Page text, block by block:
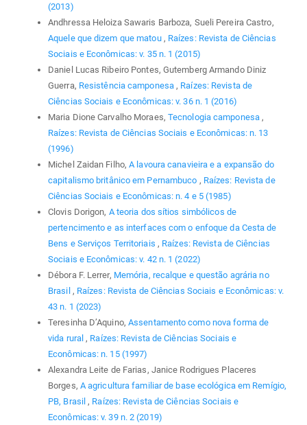
(2013)
Andhressa Heloiza Sawaris Barboza, Sueli Pereira Castro,
Aquele que dizem que matou , Raízes: Revista de Ciências
Sociais e Econômicas: v. 35 n. 1 (2015)
Daniel Lucas Ribeiro Pontes, Gutemberg Armando Diniz
Guerra, Resistência camponesa , Raízes: Revista de
Ciências Sociais e Econômicas: v. 36 n. 1 (2016)
Maria Dione Carvalho Moraes, Tecnologia camponesa ,
Raízes: Revista de Ciências Sociais e Econômicas: n. 13
(1996)
Michel Zaidan Filho,A lavoura canavieira e a expansão do
capitalismo britânico em Pernambuco , Raízes: Revista de
Ciências Sociais e Econômicas: n. 4 e 5 (1985)
Clovis Dorigon, A teoria dos sítios simbólicos de
pertencimento e as interfaces com o enfoque da Cesta de
Bens e Serviços Territoriais , Raízes: Revista de Ciências
Sociais e Econômicas: v. 42 n. 1 (2022)
Débora F. Lerrer, Memória, recalque e questão agrária no
Brasil , Raízes: Revista de Ciências Sociais e Econômicas: v.
43 n. 1 (2023)
Teresinha D’Aquino, Assentamento como nova forma de
vida rural , Raízes: Revista de Ciências Sociais e
Econômicas: n. 15 (1997)
Alexandra Leite de Farias, Janice Rodrigues Placeres
Borges, A agricultura familiar de base ecológica em Remígio,
PB, Brasil , Raízes: Revista de Ciências Sociais e
Econômicas: v. 39 n. 2 (2019)